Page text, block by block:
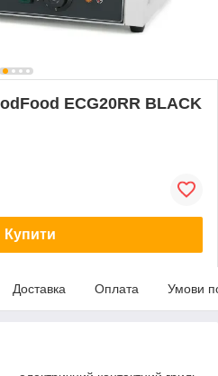
ECG20RR BLACK
Купити
Доставка Оплата Умови